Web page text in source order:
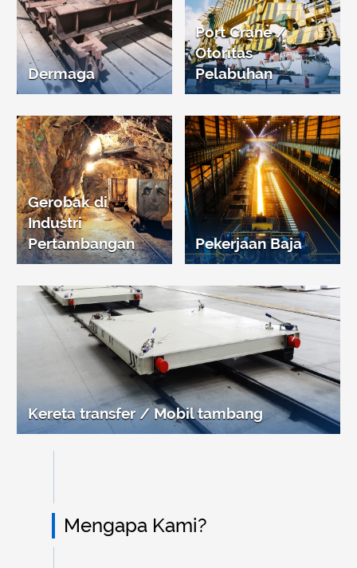
Port Crane /
Otoritas
Pelabuhan
Dermaga
Pekerjaan Baja
Gerobak di
Industri
Pertambangan
Kereta transfer / Mobil tambang
Mengapa Kami?